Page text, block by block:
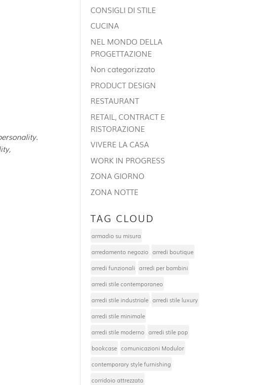
CONSIGLI DI STILE
CUCINA
NEL MONDO DELLA
PROGETTAZIONE
Non categorizzato
PRODUCT DESIGN
RESTAURANT
RETAIL, CONTRACT E
RISTORAZIONE
VIVERE LA CASA
WORK IN PROGRESS
ZONA GIORNO
ZONA NOTTE
TAG CLOUD
armadio su misura
arredamento negozio arredi boutique
arredi funzionali arredi per bambini
arredi stile contemporaneo
arredi stile industriale arredi stile luxury
arredi stile minimale
arredi stile moderno arredi stile pop
bookcase comunicazioni Modulor
contemporary style furnishing
corridoio attrezzato